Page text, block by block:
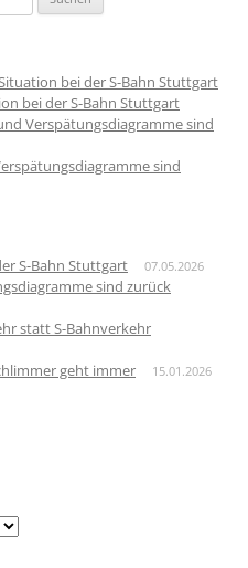
bei der S-Bahn Stuttgart
bei der S-Bahn Stuttgart
Verspätungsdiagramme sind
sind
S-Bahn Stuttgart 07.05.2026
sind zurück
statt S-Bahnverkehr
geht immer 15.01.2026